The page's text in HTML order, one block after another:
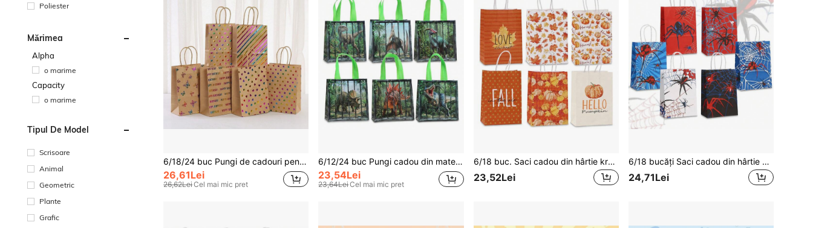
Poliester
Mărimea
Alpha
o marime
Capacity
o marime
Tipul De Model
Scrisoare
Animal
Geometric
Plante
Grafic
6/18/24 buc Pungi de cadouri pentru ziua de naștere, Pungi de hârtie kraft imprimate cu folie cu modele de fluturi/inimă/dungă/stele/puncte, potrivite pentru petrecere de ziua de naștere, reuniune de familie, aniversare, Ziua Îndrăgostiților, Ziua Mamei și alte ocazii
26,61Lei
26,62LeiCel mai mic pret
6/12/24 buc Pungi cadou din material textil nețesut cu imprimeu de dinozauri, Pungi reutilizabile cu mâner întărit, Pungi cadou pentru petreceri de ziua de naștere cu dinozauri, Pungi de depozitare și cumpărături
23,54Lei
23,64LeiCel mai mic pret
6/18 buc. Saci cadou din hârtie kraft din seria Thanksgiving, săcușe tip tote cu imprimeu portocaliu și crem, cu model de dovac și frunze de arțar, potrivite pentru zi de naștere, festivalul recoltei, celebrare de toamnă, ambalare cadouri de Crăciun, depozitare zilnică și cumpărături, stil cozy de toamnă
23,52Lei
6/18 bucăți Saci cadou din hârtie kraft cu imprimeu tip pânză de păianjen, tema City Hero, schemă de culori roșu și albastru, sacuri tip tote minimaliste, potrivite pentru petreceri de zi de naștere, decor pentru petreceri de Halloween, ambalare cadouri, depozitare obiecte zilnice și cumpărături
24,71Lei